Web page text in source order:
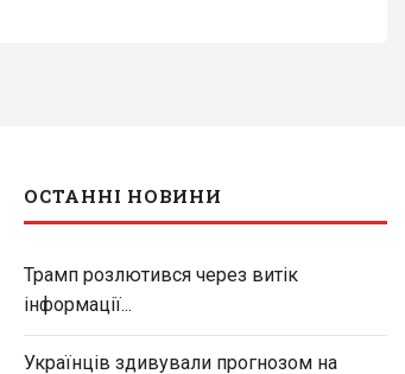
ОСТАННІ НОВИНИ
Трамп розлютився через витік
інформації...
Українців здивували прогнозом на